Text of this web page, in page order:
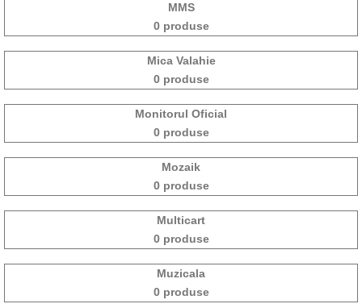
MMS
0 produse
Mica Valahie
0 produse
Monitorul Oficial
0 produse
Mozaik
0 produse
Multicart
0 produse
Muzicala
0 produse